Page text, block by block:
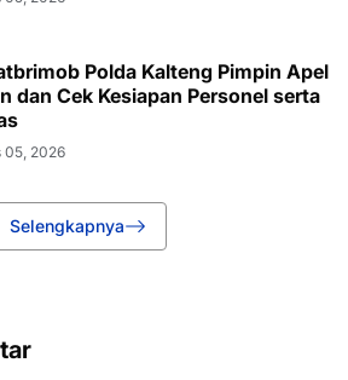
Polda Kalteng Pimpin Apel
dan Cek Kesiapan Personel serta
05, 2026
Selengkapnya